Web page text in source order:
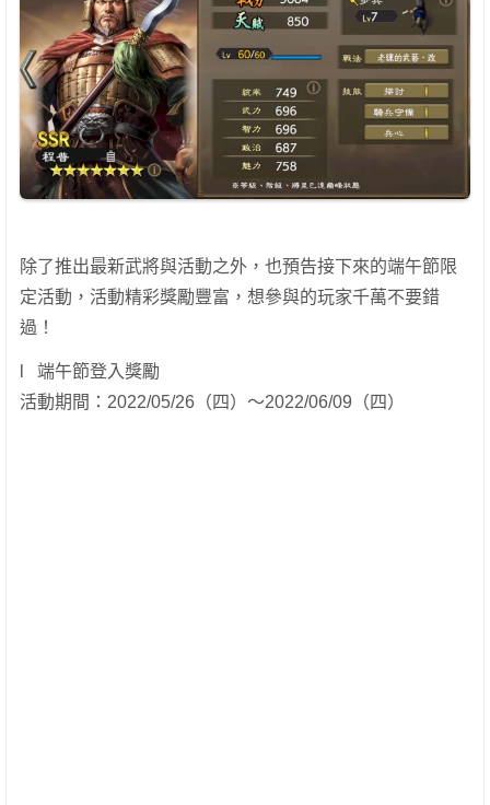
除了推出最新武將與活動之外，也預告接下來的端午節限
定活動，活動精彩獎勵豐富，想參與的玩家千萬不要錯
過！
l 端午節登入獎勵
活動期間：2022/05/26（四）～2022/06/09（四）